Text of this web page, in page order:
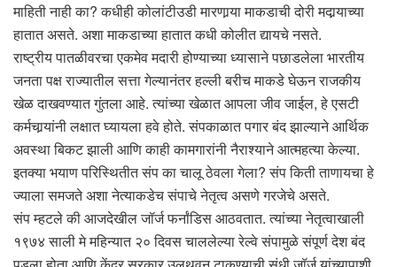
माहिती नाही का? कधीही कोलांटीउडी मारणार्‍या माकडाची दोरी मदार्‍याच्या
हातात असते. अशा माकडाच्या हातात कधी कोलीत द्यायचे नसते.
राष्ट्रीय पातळीवरचा एकमेव मदारी होण्याच्या ध्यासाने पछाडलेला भारतीय
जनता पक्ष राज्यातील सत्ता गेल्यानंतर हल्ली बरीच माकडे घेऊन राजकीय
खेळ दाखवण्यात गुंतला आहे. त्यांच्या खेळात आपला जीव जाईल, हे एसटी
कर्मचार्‍यांनी लक्षात घ्यायला हवे होते. संपकाळात पगार बंद झाल्याने आर्थिक
अवस्था बिकट झाली आणि काही कामगारांनी नैराश्याने आत्महत्या केल्या.
इतक्या भयाण परिस्थितीत संप का चालू ठेवला गेला? संप किती ताणायचा हे
ज्याला समजते अशा नेत्याकडेच संपाचे नेतृत्व असणे गरजेचे असते.
संप म्हटले की आजदेखील जॉर्ज फर्नांडिस आठवतात. त्यांच्या नेतृत्वाखाली
१९७४ साली मे महिन्यात २० दिवस चाललेल्या रेल्वे संपामुळे संपूर्ण देश बंद